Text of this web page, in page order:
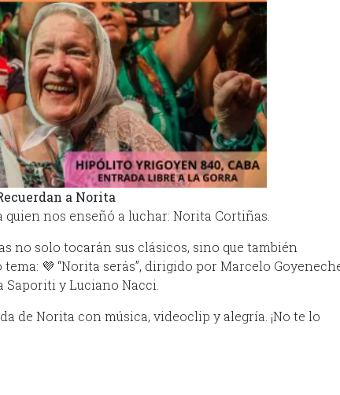
a Norita
nos enseñó a luchar: Norita Cortiñas.
no solo tocarán sus clásicos, sino que también
💜 “Norita serás”, dirigido por Marcelo
y Luciano Nacci.
de Norita con música, videoclip y alegría. ¡No te lo